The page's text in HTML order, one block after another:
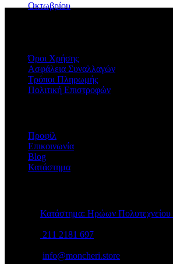
Οκτωβρίου
Όροι Χρήσης
Ασφάλεια Συναλλαγών
Τρόποι Πληρωμής
Πολιτική Επιστροφών
Προφίλ
Επικοινωνία
Blog
Κατάστημα
Κατάστημα: Ηρώων
211 2181 697
info@moncheri.store